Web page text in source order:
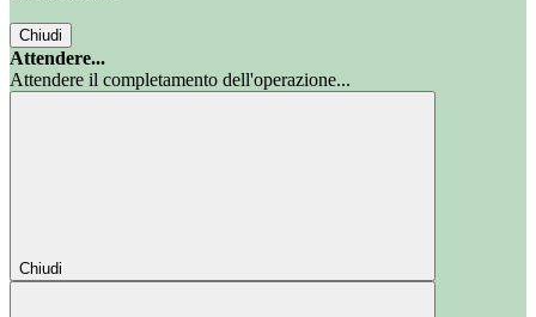
Chiudi
Attendere...
Attendere il completamento dell'operazione...
Chiudi